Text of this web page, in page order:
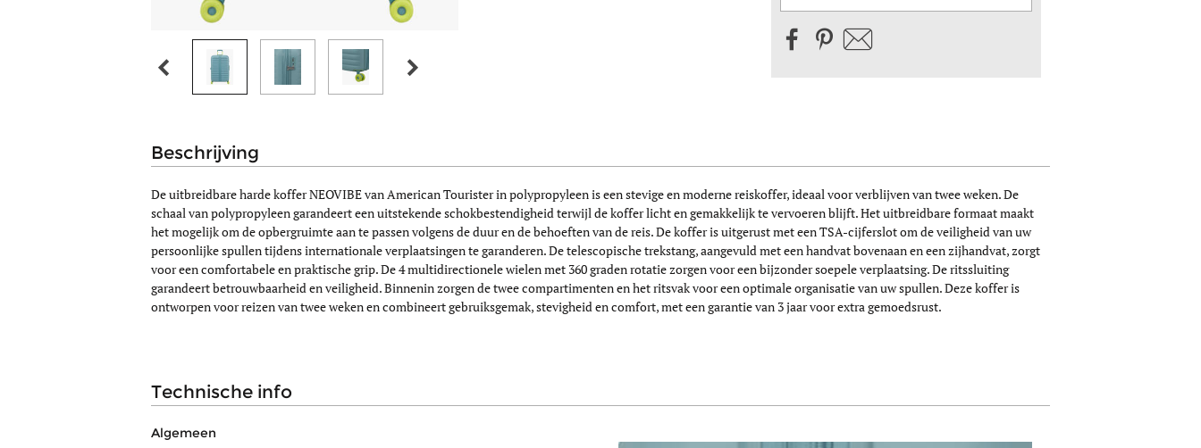
beschrijving
De uitbreidbare harde koffer NEOVIBE van American Tourister in polypropyleen is een stevige en moderne reiskoffer, ideaal voor verblijven van twee weken. De
schaal van polypropyleen garandeert een uitstekende schokbestendigheid terwijl de koffer licht en gemakkelijk te vervoeren blijft. Het uitbreidbare formaat maakt
het mogelijk om de opbergruimte aan te passen volgens de duur en de behoeften van de reis. De koffer is uitgerust met een TSA-cijferslot om de veiligheid van uw
persoonlijke spullen tijdens internationale verplaatsingen te garanderen. De telescopische trekstang, aangevuld met een handvat bovenaan en een zijhandvat, zorgt
voor een comfortabele en praktische grip. De 4 multidirectionele wielen met 360 graden rotatie zorgen voor een bijzonder soepele verplaatsing. De ritssluiting
garandeert betrouwbaarheid en veiligheid. Binnenin zorgen de twee compartimenten en het ritsvak voor een optimale organisatie van uw spullen. Deze koffer is
ontworpen voor reizen van twee weken en combineert gebruiksgemak, stevigheid en comfort, met een garantie van 3 jaar voor extra gemoedsrust.
technische info
Algemeen